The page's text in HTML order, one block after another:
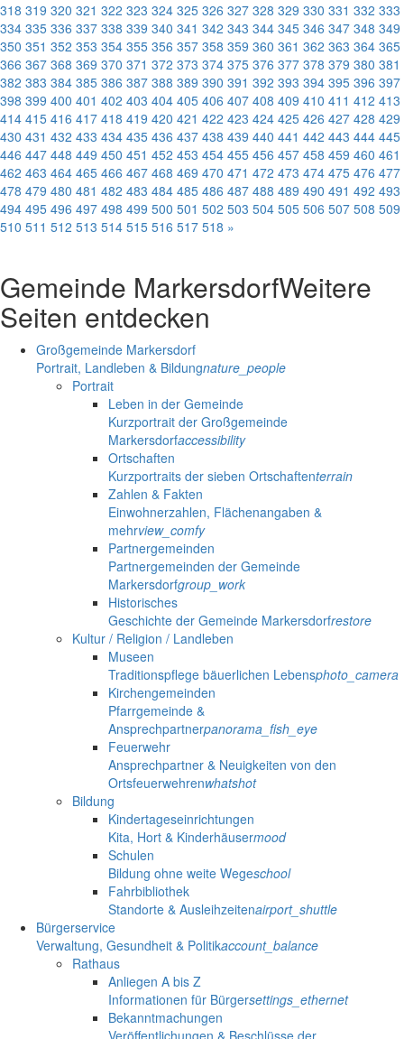
318 319 320 321 322 323 324 325 326 327 328 329 330 331 332 333
334 335 336 337 338 339 340 341 342 343 344 345 346 347 348 349
350 351 352 353 354 355 356 357 358 359 360 361 362 363 364 365
366 367 368 369 370 371 372 373 374 375 376 377 378 379 380 381
382 383 384 385 386 387 388 389 390 391 392 393 394 395 396 397
398 399 400 401 402 403 404 405 406 407 408 409 410 411 412 413
414 415 416 417 418 419 420 421 422 423 424 425 426 427 428 429
430 431 432 433 434 435 436 437 438 439 440 441 442 443 444 445
446 447 448 449 450 451 452 453 454 455 456 457 458 459 460 461
462 463 464 465 466 467 468 469 470 471 472 473 474 475 476 477
478 479 480 481 482 483 484 485 486 487 488 489 490 491 492 493
494 495 496 497 498 499 500 501 502 503 504 505 506 507 508 509
510 511 512 513 514 515 516 517 518 »
Gemeinde MarkersdorfWeitere
Seiten entdecken
Großgemeinde Markersdorf
Portrait, Landleben & Bildungnature_people
Portrait
Leben in der Gemeinde
Kurzportrait der Großgemeinde
Markersdorfaccessibility
Ortschaften
Kurzportraits der sieben Ortschaftenterrain
Zahlen & Fakten
Einwohnerzahlen, Flächenangaben &
mehrview_comfy
Partnergemeinden
Partnergemeinden der Gemeinde
Markersdorfgroup_work
Historisches
Geschichte der Gemeinde Markersdorfrestore
Kultur / Religion / Landleben
Museen
Traditionspflege bäuerlichen Lebensphoto_camera
Kirchengemeinden
Pfarrgemeinde &
Ansprechpartnerpanorama_fish_eye
Feuerwehr
Ansprechpartner & Neuigkeiten von den
Ortsfeuerwehrenwhatshot
Bildung
Kindertageseinrichtungen
Kita, Hort & Kinderhäusermood
Schulen
Bildung ohne weite Wegeschool
Fahrbibliothek
Standorte & Ausleihzeitenairport_shuttle
Bürgerservice
Verwaltung, Gesundheit & Politikaccount_balance
Rathaus
Anliegen A bis Z
Informationen für Bürgersettings_ethernet
Bekanntmachungen
Veröffentlichungen & Beschlüsse der